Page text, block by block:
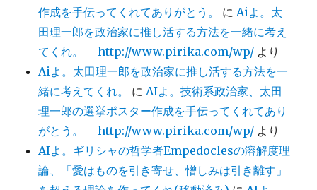
作成を手伝ってくれてありがとう。
に Aiよ。太
田理一郎を政治家に推し活する方法を一緒に考え
てくれ。 – http://www.pirika.com/wp/ より
Aiよ。太田理一郎を政治家に推し活する方法を一
緒に考えてくれ。
に AIよ。技術系政治家、太田
理一郎の選挙ポスター作成を手伝ってくれてあり
がとう。 – http://www.pirika.com/wp/ より
AIよ。ギリシャの哲学者Empedoclesの溶解度理
論、「愛はものを引き寄せ、憎しみは引き離す」